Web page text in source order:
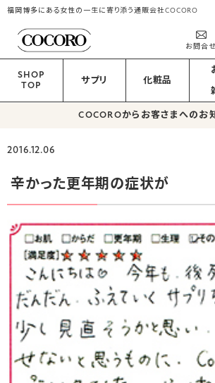
福岡博多にある女性の一生に寄り添う通販会社COCORO
お問合せ
SHOP
TOP
サプリ 化粧品
COCOROからお客さまへのお
2016.12.06
辛かった更年期の症状が